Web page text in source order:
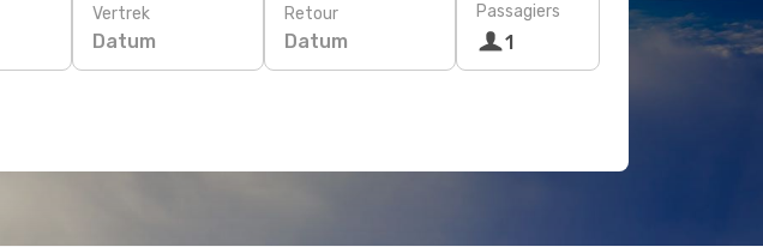
Vertrek
Datum
Retour
Datum
Passagiers
1